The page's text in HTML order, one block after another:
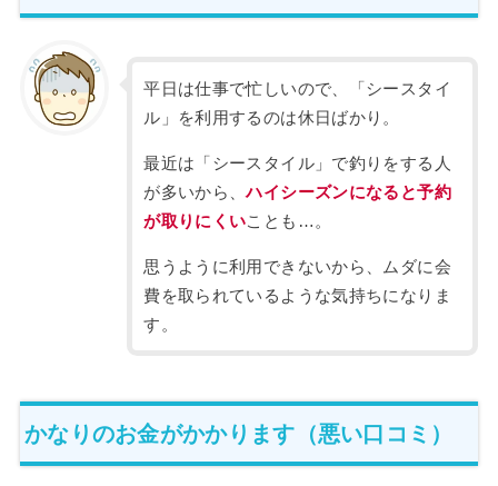
平日は仕事で忙しいので、「シースタイ
ル」を利用するのは休日ばかり。
最近は「シースタイル」で釣りをする人
が多いから、ハイシーズンになると予約
が取りにくいことも…。
思うように利用できないから、ムダに会
費を取られているような気持ちになりま
す。
かなりのお金がかかります（悪い口コミ）